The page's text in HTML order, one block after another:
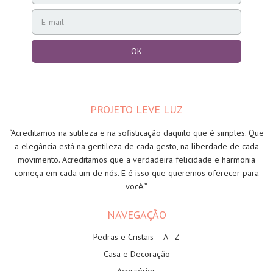
PROJETO LEVE LUZ
“Acreditamos na sutileza e na sofisticação daquilo que é simples. Que
a elegância está na gentileza de cada gesto, na liberdade de cada
movimento. Acreditamos que a verdadeira felicidade e harmonia
começa em cada um de nós. E é isso que queremos oferecer para
você.”
NAVEGAÇÃO
Pedras e Cristais – A - Z
Casa e Decoração